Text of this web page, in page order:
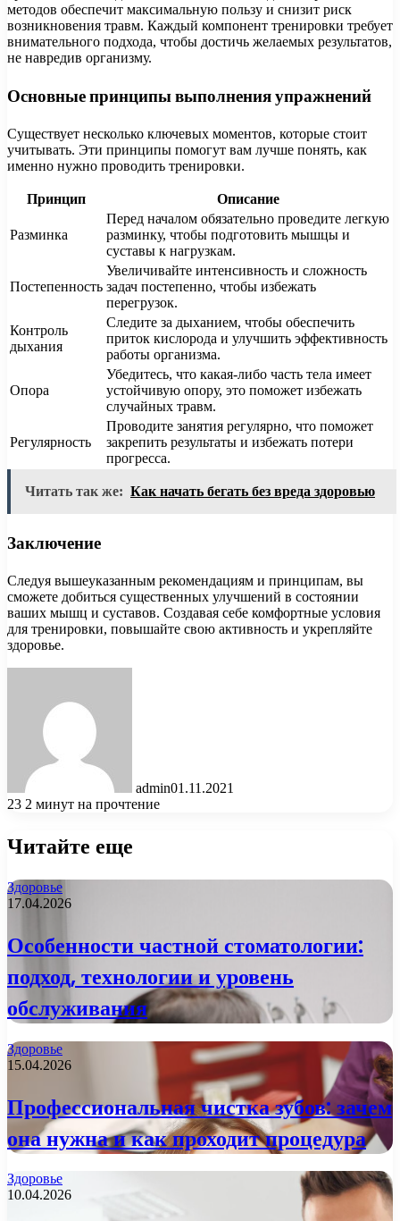
методов обеспечит максимальную пользу и снизит риск
возникновения травм. Каждый компонент тренировки требует
внимательного подхода, чтобы достичь желаемых результатов,
не навредив организму.
Основные принципы выполнения упражнений
Существует несколько ключевых моментов, которые стоит
учитывать. Эти принципы помогут вам лучше понять, как
именно нужно проводить тренировки.
Принцип Описание
Разминка
Перед началом обязательно проведите легкую
разминку, чтобы подготовить мышцы и
суставы к нагрузкам.
Постепенность
Увеличивайте интенсивность и сложность
задач постепенно, чтобы избежать
перегрузок.
Контроль
дыхания
Следите за дыханием, чтобы обеспечить
приток кислорода и улучшить эффективность
работы организма.
Опора
Убедитесь, что какая-либо часть тела имеет
устойчивую опору, это поможет избежать
случайных травм.
Регулярность
Проводите занятия регулярно, что поможет
закрепить результаты и избежать потери
прогресса.
Читать так же: Как начать бегать без вреда здоровью
Заключение
Следуя вышеуказанным рекомендациям и принципам, вы
сможете добиться существенных улучшений в состоянии
ваших мышц и суставов. Создавая себе комфортные условия
для тренировки, повышайте свою активность и укрепляйте
здоровье.
admin01.11.2021
23 2 минут на прочтение
Читайте еще
Здоровье
17.04.2026
Особенности частной стоматологии:
подход, технологии и уровень
обслуживания
Здоровье
15.04.2026
Профессиональная чистка зубов: зачем
она нужна и как проходит процедура
Здоровье
10.04.2026